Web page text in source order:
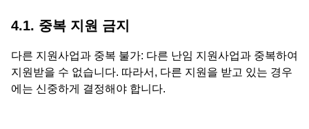
4.1. 중복 지원 금지
다른 지원사업과 중복 불가: 다른 난임 지원사업과 중복하여
지원받을 수 없습니다. 따라서, 다른 지원을 받고 있는 경우
에는 신중하게 결정해야 합니다.